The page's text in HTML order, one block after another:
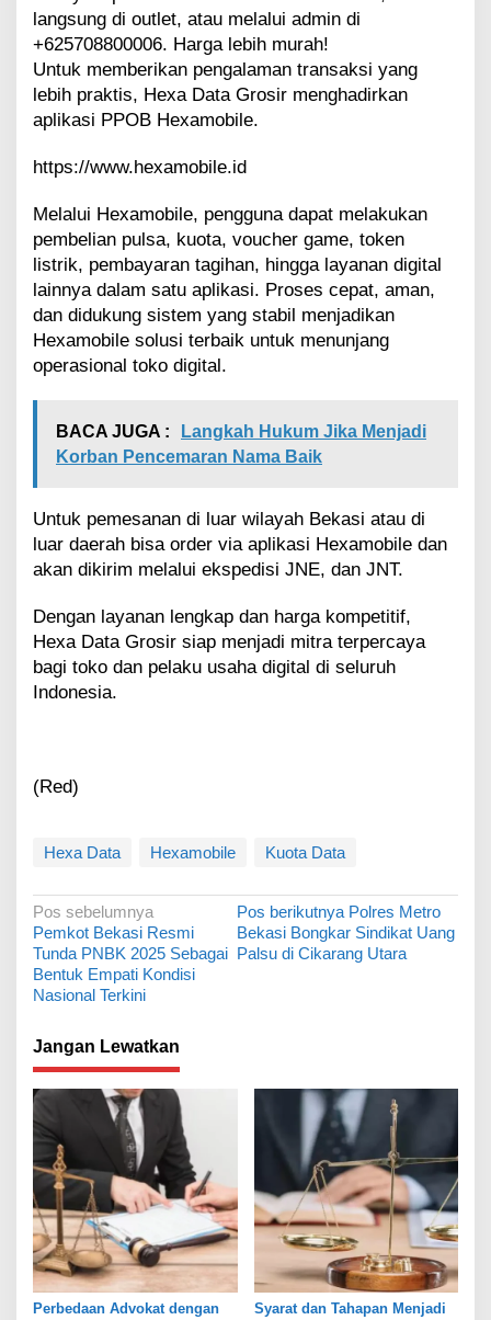
langsung di outlet, atau melalui admin di
+625708800006. Harga lebih murah!
Untuk memberikan pengalaman transaksi yang
lebih praktis, Hexa Data Grosir menghadirkan
aplikasi PPOB Hexamobile.
https://www.hexamobile.id
Melalui Hexamobile, pengguna dapat melakukan
pembelian pulsa, kuota, voucher game, token
listrik, pembayaran tagihan, hingga layanan digital
lainnya dalam satu aplikasi. Proses cepat, aman,
dan didukung sistem yang stabil menjadikan
Hexamobile solusi terbaik untuk menunjang
operasional toko digital.
BACA JUGA :
Langkah Hukum Jika Menjadi
Korban Pencemaran Nama Baik
Untuk pemesanan di luar wilayah Bekasi atau di
luar daerah bisa order via aplikasi Hexamobile dan
akan dikirim melalui ekspedisi JNE, dan JNT.
Dengan layanan lengkap dan harga kompetitif,
Hexa Data Grosir siap menjadi mitra terpercaya
bagi toko dan pelaku usaha digital di seluruh
Indonesia.
(Red)
Hexa Data Hexamobile Kuota Data
N
a
v
i
g
a
s
i
p
o
s
Pos sebelumnya
Pemkot Bekasi Resmi
Tunda PNBK 2025 Sebagai
Bentuk Empati Kondisi
Nasional Terkini
Pos berikutnya Polres Metro
Bekasi Bongkar Sindikat Uang
Palsu di Cikarang Utara
Jangan Lewatkan
Perbedaan Advokat dengan
Syarat dan Tahapan Menjadi